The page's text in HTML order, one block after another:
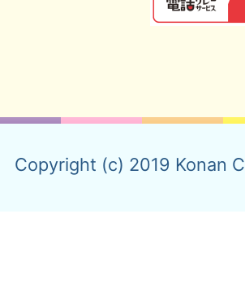
Copyright (c) 2019 Konan